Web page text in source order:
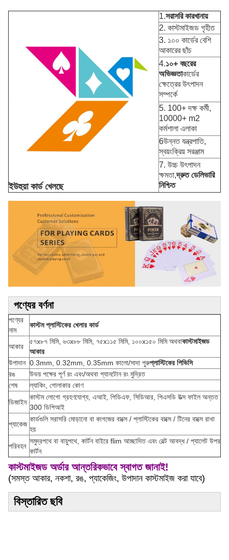
ইউহুয়া কার্ড খেলছে
1.সরাসরি কারখানায়
2. কাস্টমাইজড গৃহীত
3. ১০০ কার্ডের বেশি
আকারের ছাঁচ
4.১০+ বছরের
অভিজ্ঞতাকার্ডের
ক্ষেত্রের উৎপাদন
সম্পর্কে
5. 100+ দক্ষ কর্মী,
10000+ m2
কর্মশালা এলাকা
6উন্নত যন্ত্রপাতি,
স্বয়ংক্রিয় সরঞ্জাম
7. উচ্চ উৎপাদন
ক্ষমতা,দ্রুত ডেলিভারি
নিশ্চিত
পণ্যের বর্ণনা
পণ্যের
নাম
কাস্টম প্লাস্টিকের খেলার কার্ড
আকার
৫৭x৮৭ মিমি, ৬৩x৮৮ মিমি, ৭৫x১১৫ মিমি, ১০০x১৫০ মিমি অথবাকাস্টমাইজড
আকার
উপাদান 0.3mm, 0.32mm, 0.35mm কালো/সাদা পুরুপ্লাস্টিকের পিভিসি
রঙ
উভয় পক্ষের পূর্ণ রং এবং/অথবা প্যানটোন রং মুদ্রিত
শেষ
ল্যাকিং, গোলাকার কোণ
ডিজাইন
কাস্টম লোগো গ্রহণযোগ্য, এআই, পিডিএফ, সিডিআর, পিএসডি উত্স ফাইল অন্তত
300 ডিপিআই
প্যাকেজ
কার্ডগুলি সরাসরি মোড়ানো বা কাগজের বাক্সে / প্লাস্টিকের বাক্সে / টিনের বাক্সে রাখা
হয়
পরিবহন
সমুদ্রপথে বা বায়ুপথে, কার্টন বাইরে flim আচ্ছাদিত এবং বেল্ট আবদ্ধ / প্যালেট উপর
কার্টন
কাস্টমাইজড অর্ডার আন্তরিকভাবে স্বাগত জানাই!
(সমস্ত আকার, নকশা, রঙ, প্যাকেজিং, উপাদান কাস্টমাইজ করা যাবে)
বিস্তারিত ছবি